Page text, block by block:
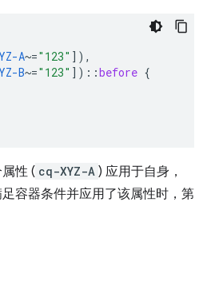
A~="123" ]),
B~="123" ]) ::before {
性 ( cq-XYZ-A ) 应用于自身，
容器条件并应用了该属性时，第